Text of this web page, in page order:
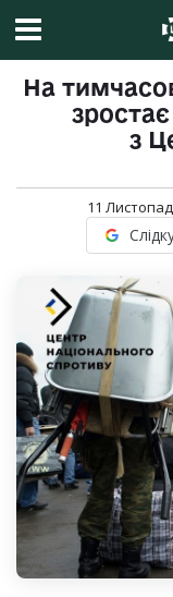
На
зростає
з
11